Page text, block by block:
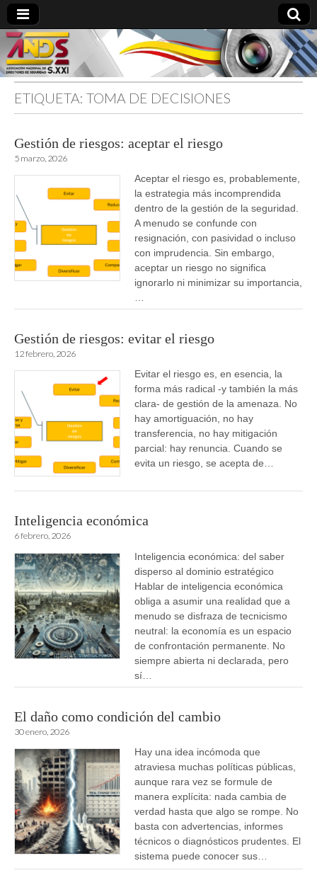
directoresdeseguridad.es
ETIQUETA: TOMA DE DECISIONES
Gestión de riesgos: aceptar el riesgo
5 marzo, 2026
Aceptar el riesgo es, probablemente,
la estrategia más incomprendida
dentro de la gestión de la seguridad.
A menudo se confunde con
resignación, con pasividad o incluso
con imprudencia. Sin embargo,
aceptar un riesgo no significa
ignorarlo ni minimizar su importancia,
Gestión de riesgos: evitar el riesgo
12 febrero, 2026
Evitar el riesgo es, en esencia, la
forma más radical -y también la más
clara- de gestión de la amenaza. No
hay amortiguación, no hay
transferencia, no hay mitigación
parcial: hay renuncia. Cuando se
evita un riesgo, se acepta de…
Inteligencia económica
6 febrero, 2026
Inteligencia económica: del saber
disperso al dominio estratégico
Hablar de inteligencia económica
obliga a asumir una realidad que a
menudo se disfraza de tecnicismo
neutral: la economía es un espacio
de confrontación permanente. No
siempre abierta ni declarada, pero
sí…
El daño como condición del cambio
30 enero, 2026
Hay una idea incómoda que
atraviesa muchas políticas públicas,
aunque rara vez se formule de
manera explícita: nada cambia de
verdad hasta que algo se rompe. No
basta con advertencias, informes
técnicos o diagnósticos prudentes. El
sistema puede conocer sus…